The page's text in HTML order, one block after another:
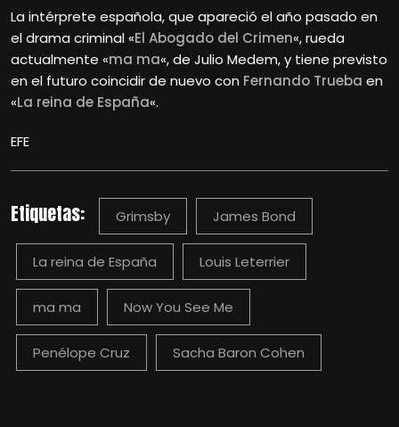
La intérprete española, que apareció el año pasado en
el drama criminal «El Abogado del Crimen«, rueda
actualmente «ma ma«, de Julio Medem, y tiene previsto
en el futuro coincidir de nuevo con Fernando Trueba en
«La reina de España«.
EFE
Etiquetas: Grimsby James Bond
La reina de España Louis Leterrier
ma ma Now You See Me
Penélope Cruz Sacha Baron Cohen